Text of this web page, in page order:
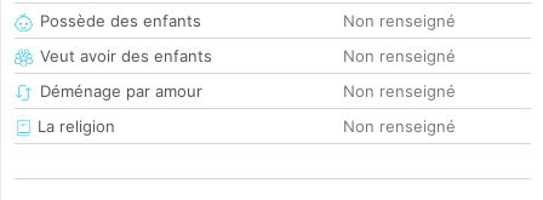
Possède des enfants
Non renseigné
Veut avoir des enfants
Non renseigné
Déménage par amour
Non renseigné
La religion
Non renseigné